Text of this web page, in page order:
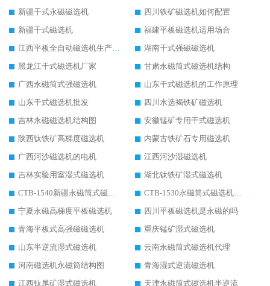
新疆干式永磁磁选机
四川铁矿磁选机如何配置
新疆干式磁选机
福建平板磁选机适用场合
江西平板全自动磁选机生产厂家
湖南干式强磁磁选机
黑龙江干式磁选机厂家
甘肃永磁筒式磁选机结构
广西永磁筒式强磁选机
山东干式磁选机的工作原理
山东干式磁选机批发
四川水选褐铁矿磁选机
吉林永磁磁选机结构图
安徽锰矿专用干式磁选机
陕西钛铁矿高梯度磁选机
内蒙古铁矿石专用磁选机
广西河沙磁选机的电机
江西河沙湿磁选机
吉林实验用室湿式磁选机
湖北钛铁矿湿式磁选机
CTB-1540新疆永磁筒式磁选机
CTB-1530永磁筒式磁选机代理商
宁夏永磁高梯度平板磁选机
四川平板磁选机是永磁的吗
青海平板式高强磁磁选机
重庆锰矿湿式磁选机
山东半逆流湿式磁选机
云南永磁筒式磁选机代理
河南磁选机永磁筒结构图
青海湿式逆流磁选机
江西钛尾矿湿式磁选机
天津永磁筒式磁选机半逆流